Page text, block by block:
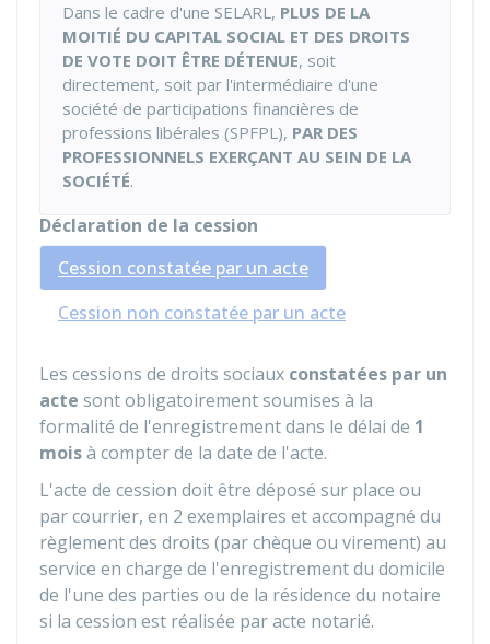
Dans le cadre d'une SELARL, PLUS DE LA
MOITIÉ DU CAPITAL SOCIAL ET DES DROITS
DE VOTE DOIT ÊTRE DÉTENUE, soit
directement, soit par l'intermédiaire d'une
société de participations financières de
professions libérales (SPFPL), PAR DES
PROFESSIONNELS EXERÇANT AU SEIN DE LA
SOCIÉTÉ.
Déclaration de la cession
Cession constatée par un acte
Cession non constatée par un acte
Les cessions de droits sociaux constatées par un
acte sont obligatoirement soumises à la
formalité de l'enregistrement dans le délai de 1
moisà compter de la date de l'acte.
L'acte de cession doit être déposé sur place ou
par courrier, en 2 exemplaires et accompagné du
règlement des droits (par chèque ou virement) au
service en charge de l'enregistrement du domicile
de l'une des parties ou de la résidence du notaire
si la cession est réalisée par acte notarié.